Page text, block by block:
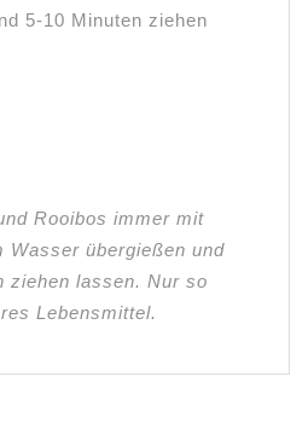
5-10 Minuten ziehen
Rooibos immer mit
Wasser übergießen und
ziehen lassen. Nur so
Lebensmittel.